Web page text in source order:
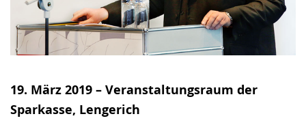
19. März 2019 – Veranstaltungsraum der
Sparkasse, Lengerich